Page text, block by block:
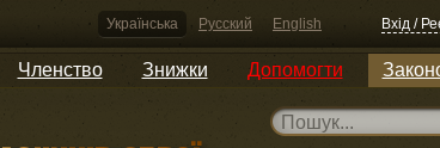
Українська Русский English Вхід /
Членство Знижки Допомогти